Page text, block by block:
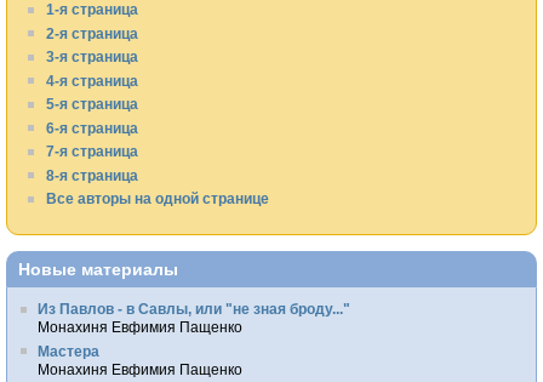
1-я страница
2-я страница
3-я страница
4-я страница
5-я страница
6-я страница
7-я страница
8-я страница
Все авторы на одной странице
Новые материалы
Из Павлов - в Савлы, или "не зная броду..."
Монахиня Евфимия Пащенко
Мастера
Монахиня Евфимия Пащенко